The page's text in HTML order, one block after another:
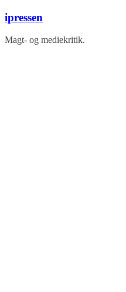
Skip
to
content
ipressen
Magt- og mediekritik.